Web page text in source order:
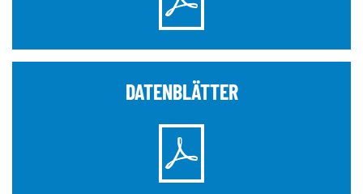
DATENBLÄTTER